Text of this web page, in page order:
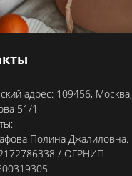
адрес: 109456, Москва,
51/1
Полина Джалиловна.
/ ОГРНИП